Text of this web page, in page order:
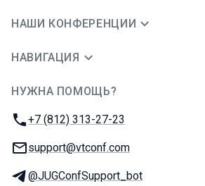
НАШИ КОНФЕРЕНЦИИ
НАВИГАЦИЯ
НУЖНА ПОМОЩЬ?
Телефон:
+7 (812) 313-27-23
E-mail:
support@vtconf.com
Телеграм:
@JUGConfSupport_bot